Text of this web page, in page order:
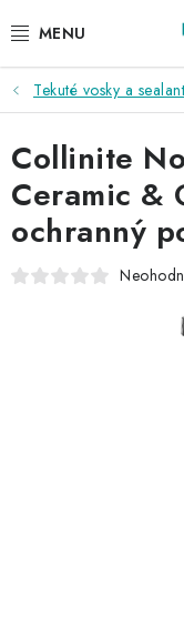
na
AKCE
NOVINKY
EXTERIÉR
INTERIÉR
DÁRKOVÉ SADY A
Tekuté vosky a
Collinite
Ceramic &
ochranný